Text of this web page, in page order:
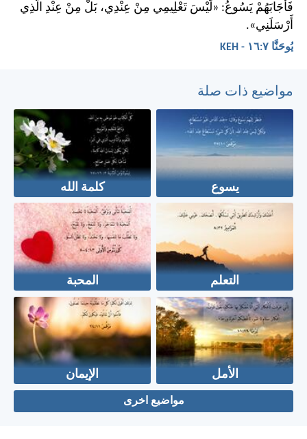
فَأَجَابَهُمْ يَسُوعُ: «لَيْسَ تَعْلِيمِي مِنْ عِنْدِي، بَلْ مِنْ عِنْدِ الَّذِي
أَرْسَلَنِي».
يُوحَنَّا ٧:‏١٦ - KEH
مواضيع ذات صلة
يسوع كلمة الله
التعلم المحبة
الأمل الإيمان
مواضيع اخرى